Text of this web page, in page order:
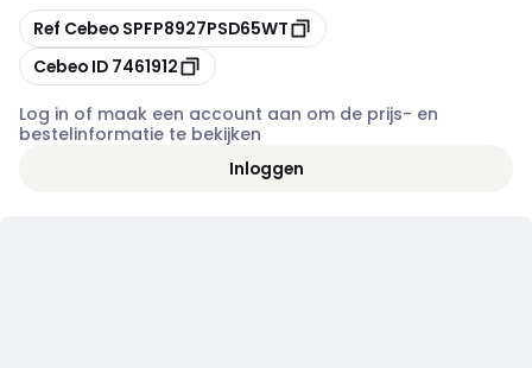
Kopiëren
Ref Cebeo SPFP8927PSD65WT
Kopiëren
Cebeo ID 7461912
Log in of maak een account aan om de prijs- en
bestelinformatie te bekijken
Inloggen